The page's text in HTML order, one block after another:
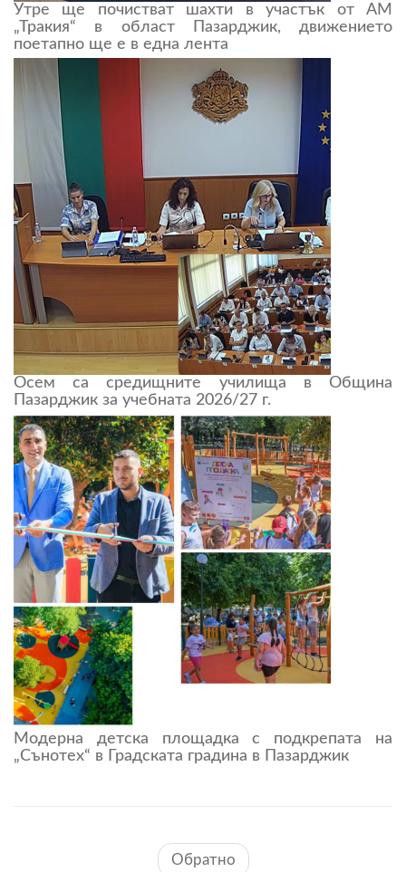
Утре ще почистват шахти в участък от АМ
„Тракия“ в област Пазарджик, движението
поетапно ще е в една лента
Осем са средищните училища в Община
Пазарджик за учебната 2026/27 г.
Модерна детска площадка с подкрепата на
„Сънотех“ в Градската градина в Пазарджик
Обратно